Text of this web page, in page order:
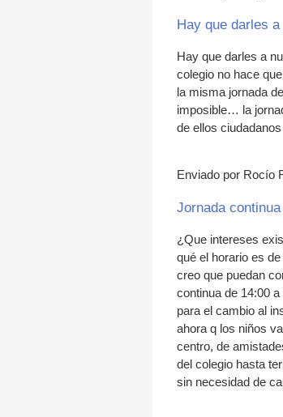
Hay que darles
Hay que darles a
colegio no hace
la misma jornada
imposible… la
de ellos
Enviado por Rocío
Jornada
¿Que intereses
qué el horario es
creo que puedan
continua de 14:00
para el cambio al
ahora q los niños
centro, de
del colegio hasta
sin necesidad de